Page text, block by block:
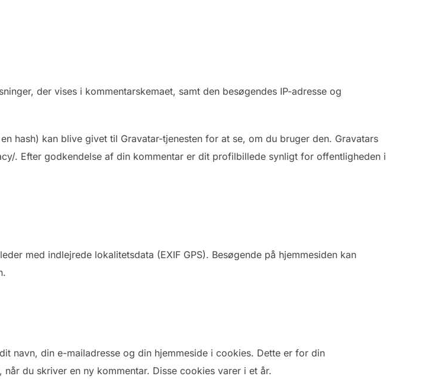
der vises i kommentarskemaet, samt den besøgendes IP-adresse og
hash) kan blive givet til Gravatar-tjenesten for at se, om du bruger den. Gravatars
. Efter godkendelse af din kommentar er dit profilbillede synligt for offentligheden i
med indlejrede lokalitetsdata (EXIF GPS). Besøgende på hjemmesiden kan
navn, din e-mailadresse og din hjemmeside i cookies. Dette er for din
du skriver en ny kommentar. Disse cookies varer i et år.